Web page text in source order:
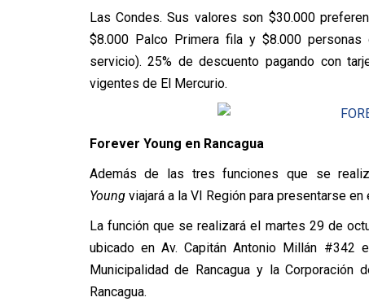
Las Condes. Sus valores son $30.000
$8.000 Palco Primera fila y $8.000
servicio). 25% de descuento pagando con
vigentes de El Mercurio.
Forever Young en Rancagua
Además de las tres funciones que se
Young viajará a la VI Región para presentarse en
La función que se realizará el martes 29 de
ubicado en Av. Capitán Antonio Millán #342
Municipalidad de Rancagua y la
Rancagua.